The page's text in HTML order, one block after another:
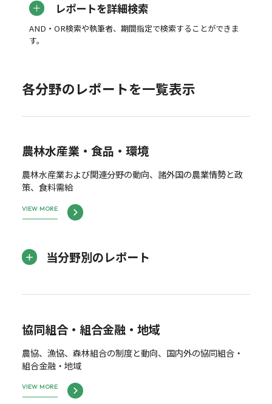
レポートを詳細検索
AND・OR検索や執筆者、期間指定で検索することができま
す。
各分野のレポートを一覧表示
農林水産業・食品・環境
農林水産業および関連分野の動向、諸外国の農業情勢と政
策、食料需給
VIEW MORE
当分野別のレポート
協同組合・組合金融・地域
農協、漁協、森林組合の制度と動向、国内外の協同組合・
組合金融・地域
VIEW MORE